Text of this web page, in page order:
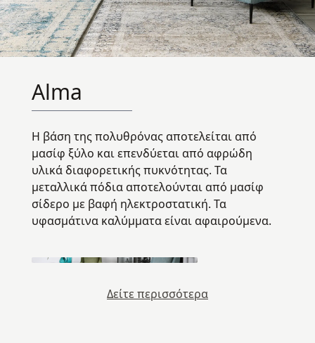
Alma
Η βάση της πολυθρόνας αποτελείται από
μασίφ ξύλο και επενδύεται από αφρώδη
υλικά διαφορετικής πυκνότητας. Τα
μεταλλικά πόδια αποτελούνται από μασίφ
σίδερο με βαφή ηλεκτροστατική. Τα
υφασμάτινα καλύμματα είναι αφαιρούμενα.
Δείτε περισσότερα